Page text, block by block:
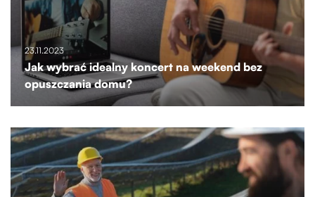
23.11.2023
Jak wybrać idealny koncert na weekend bez
opuszczania domu?